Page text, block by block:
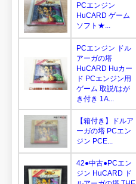
PCエンジン
HuCARD ゲーム
ソフト★...
PCエンジン ドル
アーガの塔
HuCARD Huカー
ド PCエンジン用
ゲーム 取説/はが
き付き 1A...
【箱付き】ドルア
ーガの塔 PCエン
ジン PCE...
42●中古●PCエン
ジン HuCARD ド